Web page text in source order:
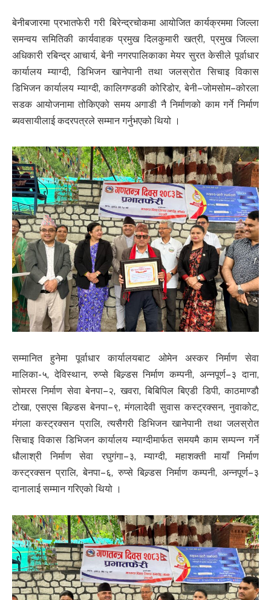
बेनीबजारमा प्रभातफेरी गरी बिरेन्द्रचोकमा आयोजित कार्यक्रममा जिल्ला
समन्वय समितिकी कार्यवाहक प्रमुख दिलकुमारी खत्री, प्रमुख जिल्ला
अधिकारी रबिन्द्र आचार्य, बेनी नगरपालिकाका मेयर सुरत केसीले पूर्वाधार
कार्यालय म्याग्दी, डिभिजन खानेपानी तथा जलस्रोत सिचाइ विकास
डिभिजन कार्यालय म्याग्दी, कालिगण्डकी कोरिडोर, बेनी–जोमसोम–कोरला
सडक आयोजनामा तोकिएको समय अगाडी नै निर्माणको काम गर्ने निर्माण
ब्यवसायीलाई कदरपत्रले सम्मान गर्नुभएको थियो ।
सम्मानित हुनेमा पूर्वाधार कार्यालयबाट ओमेन अस्कर निर्माण सेवा
मालिका-५, देविस्थान, रुप्से बिल्र्डस निर्माण कम्पनी, अन्नपूर्ण–३ दाना,
सोमरस निर्माण सेवा बेनपा–२, खवरा, बिबिपिल बिएडी डिपी, काठमाण्डौ
टोखा, एसएस बिल्र्डस बेनपा–९, मंगलादेवी सुवास कस्ट्रक्सन, नुवाकोट,
मंगला कस्ट्रक्सन प्रालि, त्यसैगरी डिभिजन खानेपानी तथा जलस्रोत
सिचाइ विकास डिभिजन कार्यालय म्याग्दीमार्फत समयमै काम सम्पन्न गर्ने
धौलाश्री निर्माण सेवा रघुगंगा–३, म्याग्दी, महाशक्ती मायाँ निर्माण
कस्ट्रक्सन प्रालि, बेनपा–६, रुप्से बिल्र्डस निर्माण कम्पनी, अन्नपूर्ण–३
दानालाई सम्मान गरिएको थियो ।